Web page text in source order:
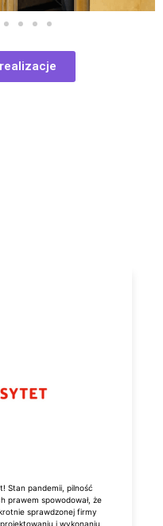
Stan pandemii, pilność
prawem spowodował, że
sprawdzonej firmy
i wykonaniu